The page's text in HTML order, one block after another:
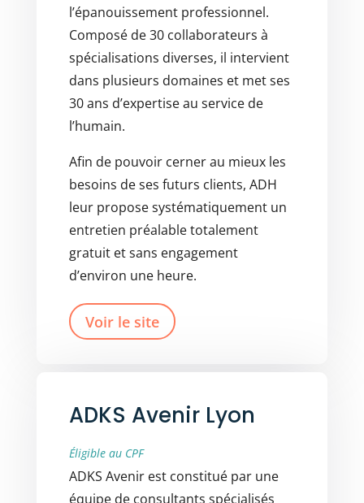
l’épanouissement professionnel.
Composé de 30 collaborateurs à
spécialisations diverses, il intervient
dans plusieurs domaines et met ses
30 ans d’expertise au service de
l’humain.
Afin de pouvoir cerner au mieux les
besoins de ses futurs clients, ADH
leur propose systématiquement un
entretien préalable totalement
gratuit et sans engagement
d’environ une heure.
Voir le site
ADKS Avenir Lyon
Éligible au CPF
ADKS Avenir est constitué par une
équipe de consultants spécialisés